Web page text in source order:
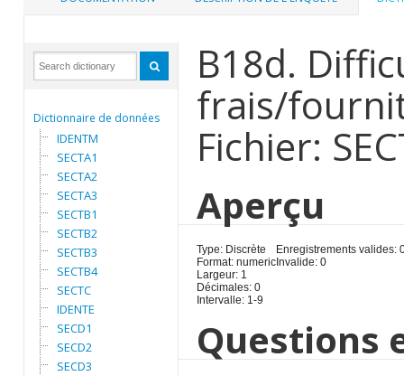
Dictionnaire de données
IDENTM
SECTA1
SECTA2
SECTA3
SECTB1
SECTB2
SECTB3
SECTB4
SECTC
IDENTE
SECD1
SECD2
SECD3
B18d.
frais/
Fichier:
Aperçu
Type: Discrète
Format: numeric
Largeur: 1
Décimales: 0
Intervalle: 1-9
Enregistrements valides:
Invalide: 0
Questions